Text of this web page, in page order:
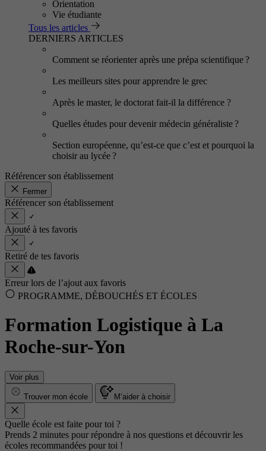
Orientation
Vie étudiante
Tous les articles
DERNIERS ARTICLES
Comment se réorienter après une prépa scientifique ?
Les meilleurs sites pour apprendre le grec
Après le master, le doctorat fait-il la différence ?
Quelles études pour devenir médecin généraliste ?
Section européenne, qu’est-ce que c’est et pourquoi la
choisir au lycée ?
Référencer son établissement
Fermer
Référencer son établissement
Ajouté à tes favoris
Retiré de tes favoris
Erreur lors de l’ajout aux favoris
PROGRAMME, DÉBOUCHÉS ET ÉCOLES
Formation Logistique à La
Roche-sur-Yon
Voir plus
Trouver mon école M’aider à choisir
Quelle école est faite pour toi ?
Prends 2 minutes pour répondre à nos questions et découvrir les
écoles recommandées pour toi !